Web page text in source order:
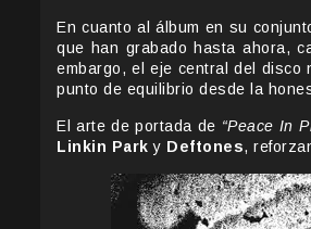
En cuanto al álbum en su
que han grabado hasta ahora,
embargo, el eje central del disco
punto de equilibrio desde la
El arte de portada de “Peace In
Linkin Park y Deftones,